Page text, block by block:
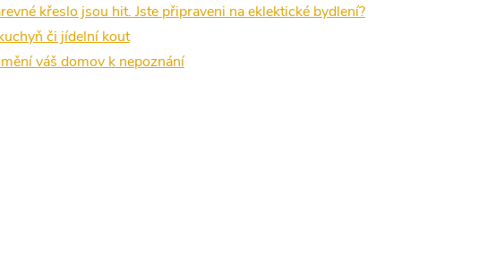
křeslo jsou hit. Jste připraveni na eklektické bydlení?
či jídelní kout
váš domov k nepoznání